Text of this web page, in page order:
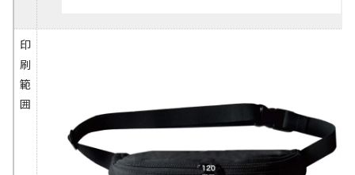
印
刷
範
囲